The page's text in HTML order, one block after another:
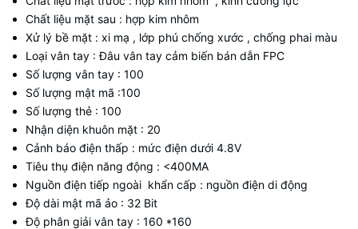
Chất liệu mặt sau : hợp kim nhôm
Xử lý bề mặt : xi mạ , lớp phú chống xước , chống phai màu
Loại vân tay : Đâu vân tay cảm biến bán dẫn FPC
Số lượng vân tay : 100
Số lượng mật mã :100
Số lượng thẻ : 100
Nhận diện khuôn mặt : 20
Cảnh báo điện thấp : mức điện dưới 4.8V
Tiêu thụ điện năng động : <400MA
Nguồn điện tiếp ngoài khẩn cấp : nguồn điện di động
Độ dài mật mã ảo : 32 Bit
Độ phân giải vân tay : 160 *160